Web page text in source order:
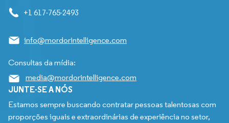
+1 617-765-2493
info@mordorintelligence.com
Consultas da mídia:
media@mordorintelligence.com
JUNTE-SE A NÓS
Estamos sempre buscando contratar pessoas talentosas com
proporções iguais e extraordinárias de experiência no setor,